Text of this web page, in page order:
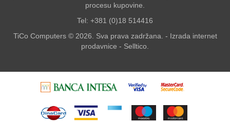
procesu kupovine.
Tel: +381 (0)18 514416
TiCo Computers © 2026. Sva prava zadržana. - Izrada internet
prodavnice - Selltico.